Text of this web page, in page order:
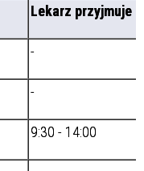
Lekarz przyjmuje
-
-
9:30 - 14:00